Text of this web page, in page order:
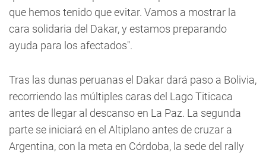
que hemos tenido que evitar. Vamos a mostrar la
cara solidaria del Dakar, y estamos preparando
ayuda para los afectados".
Tras las dunas peruanas el Dakar dará paso a Bolivia,
recorriendo las múltiples caras del Lago Titicaca
antes de llegar al descanso en La Paz. La segunda
parte se iniciará en el Altiplano antes de cruzar a
Argentina, con la meta en Córdoba, la sede del rally